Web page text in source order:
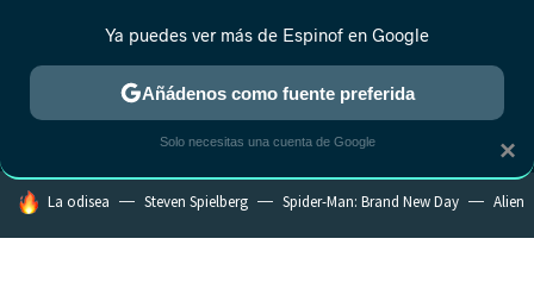
MENÚ NUEVO
ESTRENOS REALITY ANIME RANKINGS CINE
HOY SE HABLA DE
La odisea Steven Spielberg Spider-Man: Brand New Day Alien
×
Ya puedes ver más de Espinof en Google
Añádenos como fuente preferida
Solo necesitas una cuenta de Google